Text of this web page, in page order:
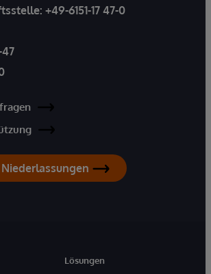
+49-6151-17 47-0
47
Lösungen